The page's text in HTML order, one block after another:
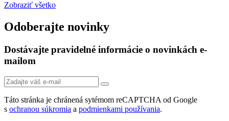
Zobraziť všetko
Odoberajte novinky
Dostávajte pravidelné informácie o novinkách e-
mailom
Táto stránka je chránená sytémom reCAPTCHA od Google
s ochranou súkromia a podmienkami používania.